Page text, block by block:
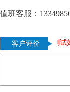
值班客服：
客户评价
试验装置测试效果